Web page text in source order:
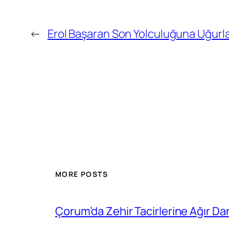
← Erol Başaran Son Yolculuğuna
MORE POSTS
Çorum’da Zehir Tacirlerine Ağır